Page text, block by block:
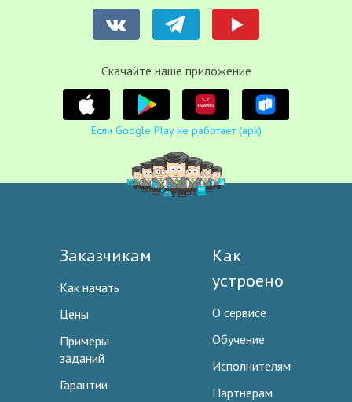
Cкачайте наше приложение
Если Google Play не работает (apk)
Заказчикам
Как начать
Цены
Примеры
заданий
Гарантии
Как
устроено
О сервисе
Обучение
Исполнителям
Партнерам